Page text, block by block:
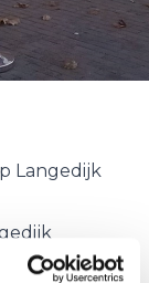
Langedijk